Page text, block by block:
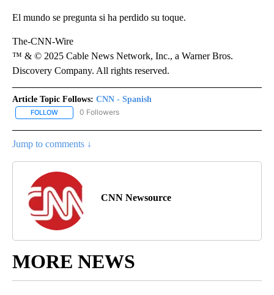
El mundo se pregunta si ha perdido su toque.
The-CNN-Wire
™ & © 2025 Cable News Network, Inc., a Warner Bros.
Discovery Company. All rights reserved.
Article Topic Follows: CNN - Spanish
FOLLOW FOLLOW "CNN - SPANISH" TO RECEIVE NOTIFICATIONS ABOUT
0 Followers
Jump to comments ↓
CNN Newsource
MORE NEWS